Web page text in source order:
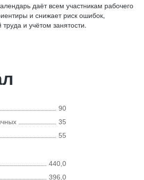
даёт всем участникам рабочего
и снижает риск ошибок,
и учётом занятости.
90
35
55
440,0
396,0